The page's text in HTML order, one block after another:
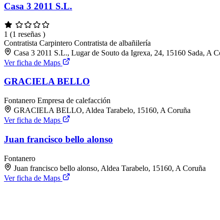
Casa 3 2011 S.L.
1 (1 reseñas )
Contratista Carpintero Contratista de albañilería
Casa 3 2011 S.L., Lugar de Souto da Igrexa, 24, 15160 Sada, A
Ver ficha de Maps
GRACIELA BELLO
Fontanero Empresa de calefacción
GRACIELA BELLO, Aldea Tarabelo, 15160, A Coruña
Ver ficha de Maps
Juan francisco bello alonso
Fontanero
Juan francisco bello alonso, Aldea Tarabelo, 15160, A Coruña
Ver ficha de Maps